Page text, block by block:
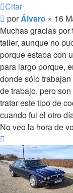
Citar
Mensaje
sin
leer
porÁlvaro » 16
Muchas gracias
taller, aunque no
porque estaba con
para largo porque,
donde sólo
de trabajo, pero
tratar este tipo de
cuando fui el otro
No veo la hora de